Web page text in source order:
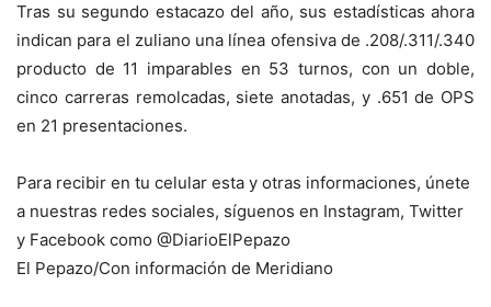
Tras su segundo estacazo del año, sus estadísticas ahora
indican para el zuliano una línea ofensiva de .208/.311/.340
producto de 11 imparables en 53 turnos, con un doble,
cinco carreras remolcadas, siete anotadas, y .651 de OPS
en 21 presentaciones.
Para recibir en tu celular esta y otras informaciones, únete
a nuestras redes sociales, síguenos en Instagram, Twitter
y Facebook como @DiarioElPepazo
El Pepazo/Con información de Meridiano